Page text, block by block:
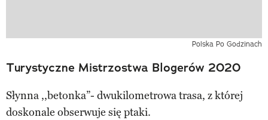
Polska Po Godzinach
Turystyczne Mistrzostwa Blogerów 2020
Słynna ,,betonka”- dwukilometrowa trasa, z której
doskonale obserwuje się ptaki.